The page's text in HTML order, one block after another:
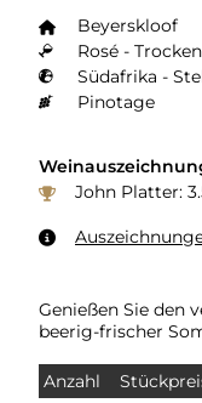
Beyerskloof
Rosé - Trocken
Südafrika -
Pinotage
John Platter:
Genießen Sie den
beerig-frischer
Anzahl